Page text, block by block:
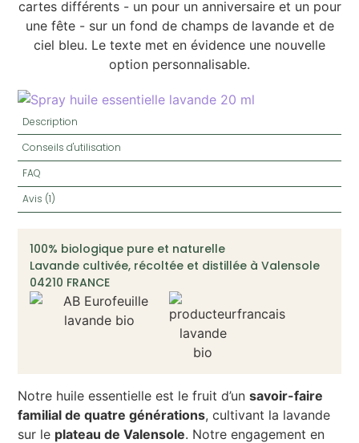
Description
Conseils d'utilisation
FAQ
Avis (1)
100% biologique pure et naturelle
Lavande cultivée, récoltée et distillée à Valensole
04210 FRANCE
Notre huile essentielle est le fruit d’unsavoir-faire
familial de quatre générations, cultivant la lavande
sur le plateau de Valensole. Notre engagement en